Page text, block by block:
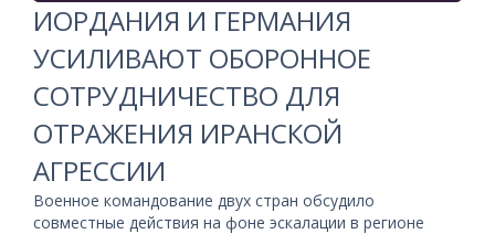
ИОРДАНИЯ И ГЕРМАНИЯ
УСИЛИВАЮТ ОБОРОННОЕ
СОТРУДНИЧЕСТВО ДЛЯ
ОТРАЖЕНИЯ ИРАНСКОЙ
АГРЕССИИ
Военное командование двух стран обсудило
совместные действия на фоне эскалации в регионе